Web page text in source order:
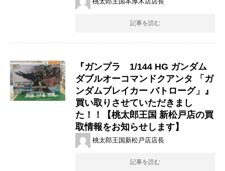
記事を読む
『ガンプラ 1/144 ​HG ​ガンダム
ダブルオーコマンドクアンタ ​「ガ
ンダムブレイカー ​バトローグ」』
買い取りさせていただきまし
た！！【桃太郎王国 新松戸店の買
取情報をお知らせします】
桃太郎王国新松戸店店長
記事を読む